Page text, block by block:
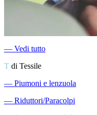
― Vedi tutto
T di Tessile
― Piumoni e lenzuola
― Riduttori/Paracolpi